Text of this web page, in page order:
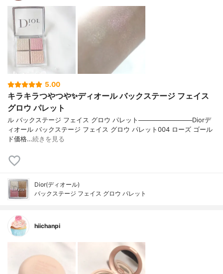
5.00
キラキラつやつや✨ディオール バックステージ フェイス
グロウ パレット
ル バックステージ フェイス グロウ パレット────────────Diorデ
ィオール バックステージ フェイス グロウ パレット004 ローズ ゴール
ド価格…続きを見る
Dior(ディオール)
バックステージ フェイス グロウ パレット
hiichanpi